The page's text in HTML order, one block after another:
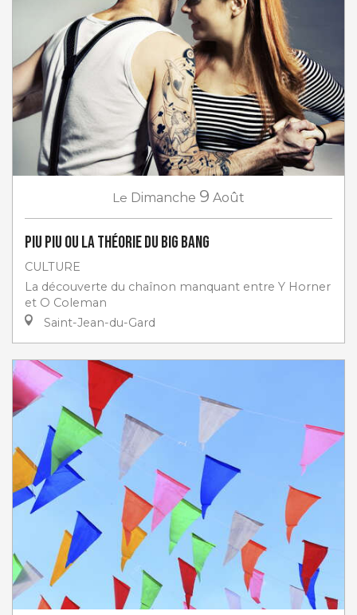
Le Dimanche 9 Août
PIU PIU ou la théorie du big bang
CULTURE
La découverte du chaînon manquant entre Y Horner
et O Coleman
Saint-Jean-du-Gard